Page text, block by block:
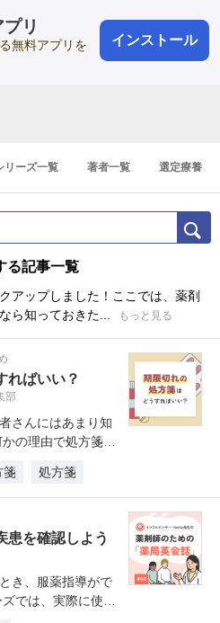
リ
無料アプリを
インストール
会員登録
登録1分
リーズ一覧 著者一覧 選定療養
る記事一覧
アップしました！ここでは、薬剤
ら知っておきた...
もっと見る
ればいい？
部
さんにはあまり知
の理由で処方箋が
箋 処方箋
患を確認しよう
き、服薬指導がで
では、実際に使え